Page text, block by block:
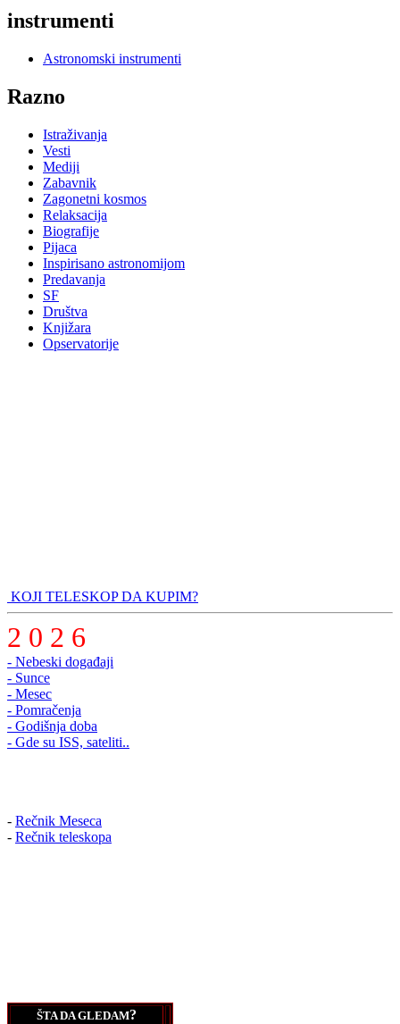
instrumenti
Astronomski instrumenti
Razno
Istraživanja
Vesti
Mediji
Zabavnik
Zagonetni kosmos
Relaksacija
Biografije
Pijaca
Inspirisano astronomijom
Predavanja
SF
Društva
Knjižara
Opservatorije
KOJI TELESKOP DA KUPIM?
2 0 2 6
- Nebeski događaji
- Sunce
- Mesec
- Pomračenja
- Godišnja doba
- Gde su ISS, sateliti..
- Rečnik Meseca
- Rečnik teleskopa
ŠTA DA GLEDAM?